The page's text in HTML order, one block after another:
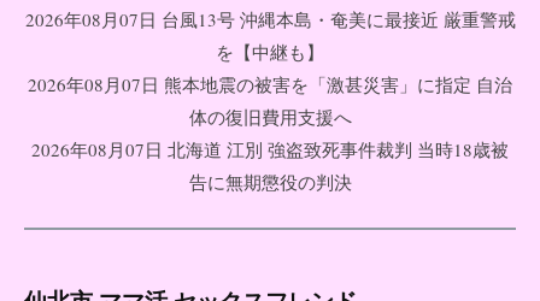
2026年08月07日 台風13号 沖縄本島・奄美に最接近 厳重警戒
を【中継も】
2026年08月07日 熊本地震の被害を「激甚災害」に指定 自治
体の復旧費用支援へ
2026年08月07日 北海道 江別 強盗致死事件裁判 当時18歳被
告に無期懲役の判決